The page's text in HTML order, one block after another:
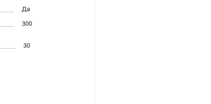
Да
300
30